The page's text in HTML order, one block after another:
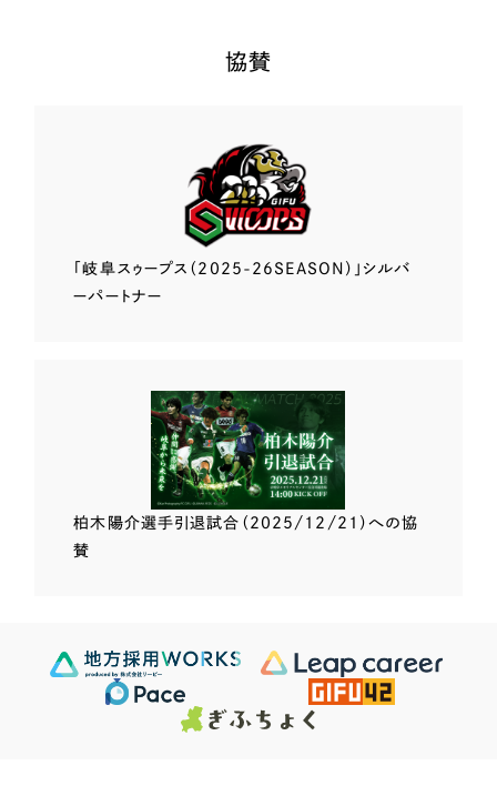
協賛
「岐阜スゥープス （2025-26SEASON）」 シルバ
ーパートナー
柏木陽介選手引退試合（2025/12/21）への協
賛